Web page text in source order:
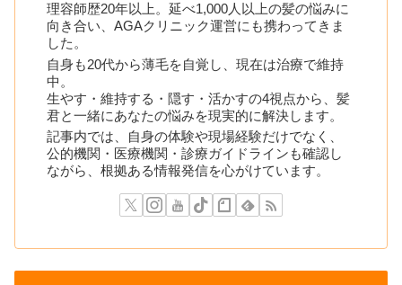
理容師歴20年以上。延べ1,000人以上の髪の悩みに
向き合い、AGAクリニック運営にも携わってきま
した。
自身も20代から薄毛を自覚し、現在は治療で維持
中。
生やす・維持する・隠す・活かすの4視点から、髪
君と一緒にあなたの悩みを現実的に解決します。
記事内では、自身の体験や現場経験だけでなく、
公的機関・医療機関・診療ガイドラインも確認し
ながら、根拠ある情報発信を心がけています。